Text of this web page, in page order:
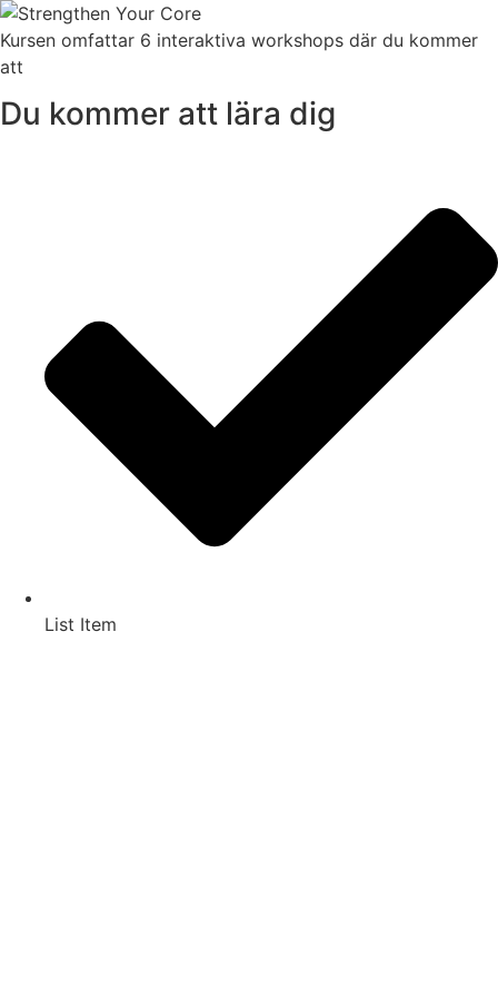
Kursen omfattar 6 interaktiva workshops där du kommer
att
Du kommer att lära dig
List Item